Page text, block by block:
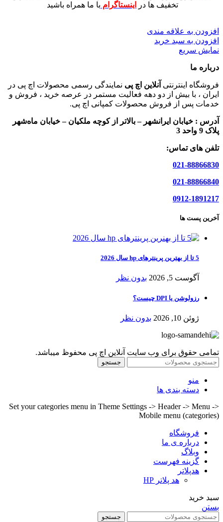
تخفیف ها در
اینستاگرام با ما همراه باشید
افزودن به علاقه مندی
افزودن به سبد خرید
نمایش سریع
درباره ما
فروشگاه اینترنتی آنلاین اچ پی نمایندگی رسمی محصولات اچ پی در
ایران ، با بیش از دو دهه فعالیت مستمر در عرصه خرید ، فروش و
خدمات پس از فروش محصولات کمپانی اچ پی.
آدرس : خیابان ایرانشهر – بالاتر از کوچه ملکیان – خیابان ماه‌شهر
پلاک 9 واحد 3
تلفن های تماس:
021-88866830
021-88866840
0912-1891217
آخرین پست ها
5 تا از بهترین پرینترهای hp سال 2026
آگوست 5, 2026 بدون نظر
رزولوشن یا DPI چیست؟
ژوئن 10, 2026 بدون نظر
تمامی حقوق برای وب سایت آنلاین اچ پی محفوظ میباشد.
جستجو
منو
دسته بندی ها
Set your categories menu in Theme Settings -> Header -> Menu ->
Mobile menu (categories)
فروشگاه
درباره ی ما
وبلاگ
گزینه فهرست
هدپلاتر
هد پلاتر HP
سبد خرید
بستن
جستجو